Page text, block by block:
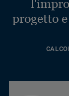
progetto